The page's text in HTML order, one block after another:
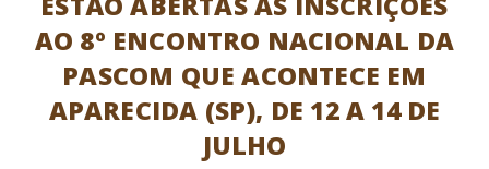
AO 8º ENCONTRO NACIONAL DA
PASCOM QUE ACONTECE EM
APARECIDA (SP), DE 12 A 14 DE
JULHO